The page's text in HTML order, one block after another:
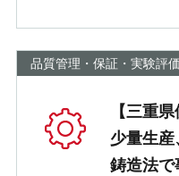
品質管理・保証・実験評価
【三重
少量生
鋳造法で